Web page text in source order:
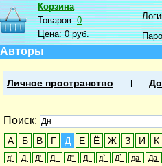
Корзина
Товаров:0
Цена:0 руб.
Авторы
Личное пространство
Поиск:
А Б В Г Д Е Ё Ж З И К
д' Д Д' Д- Д" Д. д` Д` да
Да